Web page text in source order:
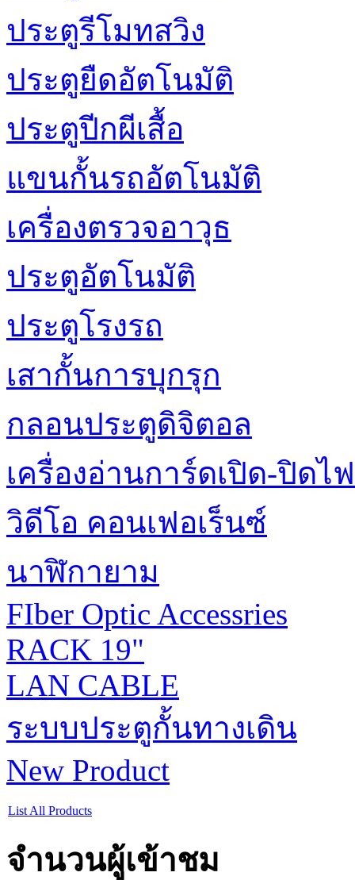
ประตูรีโมทสวิง
ประตูยืดอัตโนมัติ
ประตูปีกผีเสื้อ
แขนกั้นรถอัตโนมัติ
เครื่องตรวจอาวุธ
ประตูอัตโนมัติ
ประตูโรงรถ
เสากั้นการบุกรุก
กลอนประตูดิจิตอล
เครื่องอ่านการ์ดเปิด-ปิดไฟ
วิดีโอ คอนเฟอเร็นซ์
นาฬิกายาม
FIber Optic Accessries
RACK 19"
LAN CABLE
ระบบประตูกั้นทางเดิน
New Product
List All Products
จำนวนผู้เข้าชม